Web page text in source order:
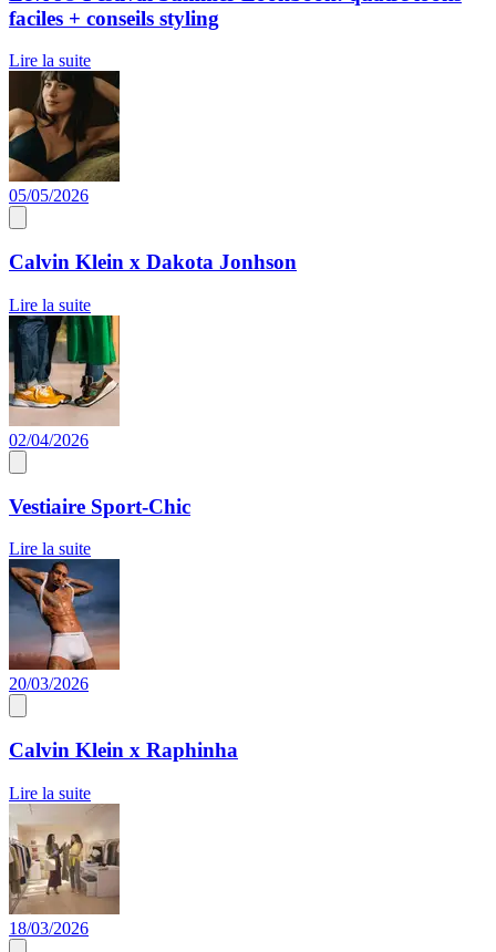
faciles + conseils styling
Lire la suite
05/05/2026
Calvin Klein x Dakota Jonhson
Lire la suite
02/04/2026
Vestiaire Sport-Chic
Lire la suite
20/03/2026
Calvin Klein x Raphinha
Lire la suite
18/03/2026